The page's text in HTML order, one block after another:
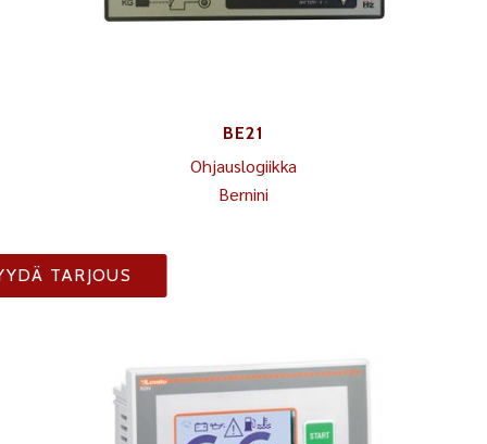
BE21
Ohjauslogiikka
Bernini
TARJOUS